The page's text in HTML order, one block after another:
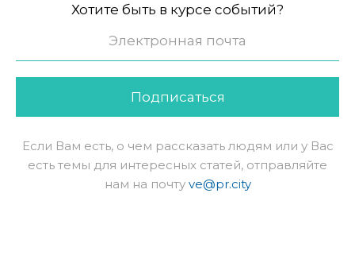
Хотите быть в курсе событий?
Подписаться
Если Вам есть, о чем рассказать людям или у Вас
есть темы для интересных статей, отправляйте
нам на почту ve@pr.city